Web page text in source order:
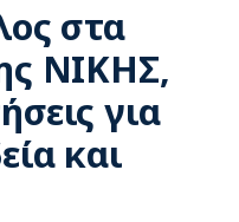
στα
ΝΙΚΗΣ,
για
και